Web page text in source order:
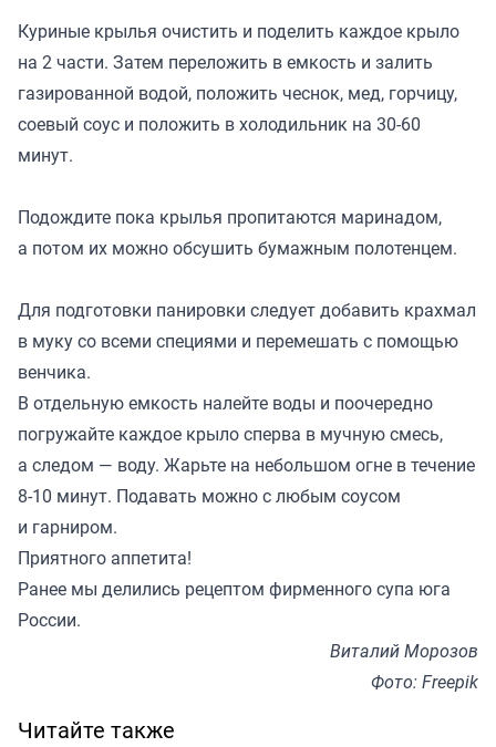
Куриные крылья очистить и поделить каждое крыло
на 2 части. Затем переложить в емкость и залить
газированной водой, положить чеснок, мед, горчицу,
соевый соус и положить в холодильник на 30-60
минут.
Подождите пока крылья пропитаются маринадом,
а потом их можно обсушить бумажным полотенцем.
Для подготовки панировки следует добавить крахмал
в муку со всеми специями и перемешать с помощью
венчика.
В отдельную емкость налейте воды и поочередно
погружайте каждое крыло сперва в мучную смесь,
а следом — воду. Жарьте на небольшом огне в течение
8-10 минут. Подавать можно с любым соусом
и гарниром.
Приятного аппетита!
Ранее мы делились рецептом фирменного супа юга
России.
Виталий Морозов
Фото: Freepik
Читайте также